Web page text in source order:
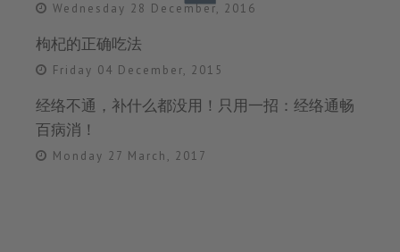
Wednesday 28 December, 2016
枸杞的正确吃法
Friday 04 December, 2015
经络不通，补什么都没用！只用一招：经络通畅
百病消！
Monday 27 March, 2017